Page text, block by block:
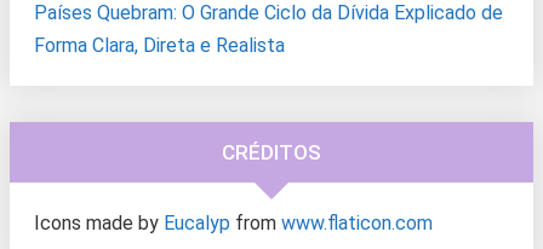
Países Quebram: O Grande Ciclo da Dívida Explicado de
Forma Clara, Direta e Realista
CRÉDITOS
Icons made by Eucalyp from www.flaticon.com